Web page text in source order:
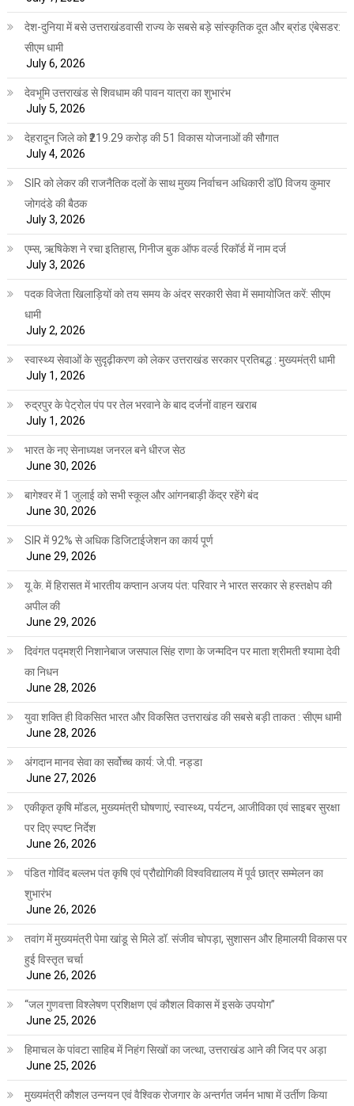
देश-दुनिया में बसे उत्तराखंडवासी राज्य के सबसे बड़े सांस्कृतिक दूत और ब्रांड एंबेसडर:
सीएम धामी
July 6, 2026
देवभूमि उत्तराखंड से शिवधाम की पावन यात्रा का शुभारंभ
July 5, 2026
देहरादून जिले को ₹219.29 करोड़ की 51 विकास योजनाओं की सौगात
July 4, 2026
SIR को लेकर की राजनैतिक दलों के साथ मुख्य निर्वाचन अधिकारी डॉ0 विजय कुमार
जोगदंडे की बैठक
July 3, 2026
एम्स, ऋषिकेश ने रचा इतिहास, गिनीज बुक ऑफ वर्ल्ड रिकॉर्ड में नाम दर्ज
July 3, 2026
पदक विजेता खिलाड़ियों को तय समय के अंदर सरकारी सेवा में समायोजित करें: सीएम
धामी
July 2, 2026
स्वास्थ्य सेवाओं के सुदृढ़ीकरण को लेकर उत्तराखंड सरकार प्रतिबद्ध : मुख्यमंत्री धामी
July 1, 2026
रुद्रपुर के पेट्रोल पंप पर तेल भरवाने के बाद दर्जनों वाहन खराब
July 1, 2026
भारत के नए सेनाध्यक्ष जनरल बने धीरज सेठ
June 30, 2026
बागेश्वर में 1 जुलाई को सभी स्कूल और आंगनबाड़ी केंद्र रहेंगे बंद
June 30, 2026
SIR में 92% से अधिक डिजिटाईजेशन का कार्य पूर्ण
June 29, 2026
यू.के. में हिरासत में भारतीय कप्तान अजय पंत: परिवार ने भारत सरकार से हस्तक्षेप की
अपील की
June 29, 2026
दिवंगत पद्मश्री निशानेबाज जसपाल सिंह राणा के जन्मदिन पर माता श्रीमती श्यामा देवी
का निधन
June 28, 2026
युवा शक्ति ही विकसित भारत और विकसित उत्तराखंड की सबसे बड़ी ताकत : सीएम धामी
June 28, 2026
अंगदान मानव सेवा का सर्वोच्च कार्य: जे.पी. नड्डा
June 27, 2026
एकीकृत कृषि मॉडल, मुख्यमंत्री घोषणाएं, स्वास्थ्य, पर्यटन, आजीविका एवं साइबर सुरक्षा
पर दिए स्पष्ट निर्देश
June 26, 2026
पंडित गोविंद बल्लभ पंत कृषि एवं प्रौद्योगिकी विश्वविद्यालय में पूर्व छात्र सम्मेलन का
शुभारंभ
June 26, 2026
तवांग में मुख्यमंत्री पेमा खांडू से मिले डॉ. संजीव चोपड़ा, सुशासन और हिमालयी विकास पर
हुई विस्तृत चर्चा
June 26, 2026
“जल गुणवत्ता विश्लेषण प्रशिक्षण एवं कौशल विकास में इसके उपयोग”
June 25, 2026
हिमाचल के पांवटा साहिब में निहंग सिखों का जत्था, उत्तराखंड आने की जिद पर अड़ा
June 25, 2026
मुख्यमंत्री कौशल उन्नयन एवं वैश्विक रोजगार के अन्तर्गत जर्मन भाषा में उर्तीण किया